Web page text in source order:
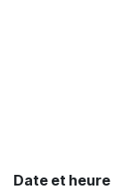
Date et heure